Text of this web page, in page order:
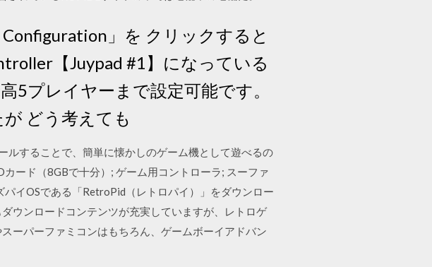
」を クリックすると
【Juypad #1】になっている
5プレイヤーまで設定可能です。
どう考えても
することで、簡単に懐かしのゲーム機として遊べるの
ード（8GBで十分）; ゲーム用コントローラ; スーファ
イOSである「RetroPid（レトロパイ）」をダウンロー
ウンロードコンテンツが充実していますが、レトロゲ
ーパーファミコンはもちろん、ゲームボーイアドバン